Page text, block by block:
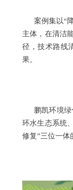
案例集以“
主体，在清洁
径，技术路线
果。
鹏凯环境
环水生态系统
修复”三位一体